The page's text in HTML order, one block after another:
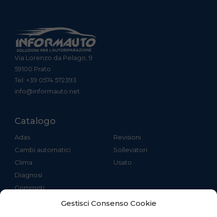
Gestisci Consenso Cookie
Via Lorenzo da Pelago, 9
59100 Prato
Tel: +39 0574 572393
info@informauto.net
Catalogo
Adas
Cambi automatici
Clima
Diagnosi
Gommisti
Revisioni
Sollevatori
Usato